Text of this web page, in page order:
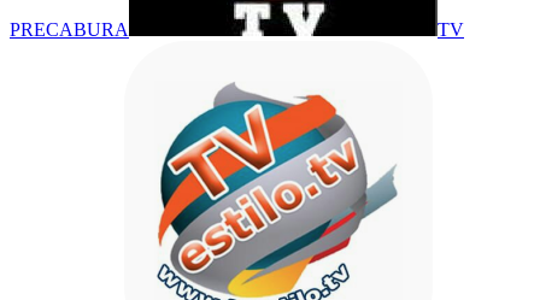
PRECABURA TV